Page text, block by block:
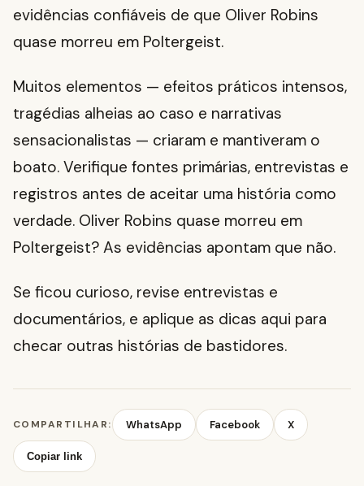
evidências confiáveis de que Oliver Robins
quase morreu em Poltergeist.
Muitos elementos — efeitos práticos intensos,
tragédias alheias ao caso e narrativas
sensacionalistas — criaram e mantiveram o
boato. Verifique fontes primárias, entrevistas e
registros antes de aceitar uma história como
verdade. Oliver Robins quase morreu em
Poltergeist? As evidências apontam que não.
Se ficou curioso, revise entrevistas e
documentários, e aplique as dicas aqui para
checar outras histórias de bastidores.
COMPARTILHAR: WhatsApp Facebook X
Copiar link